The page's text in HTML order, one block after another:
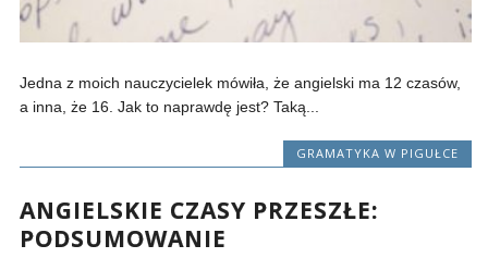
Jedna z moich nauczycielek mówiła, że angielski ma 12 czasów,
a inna, że 16. Jak to naprawdę jest? Taką...
GRAMATYKA W PIGUŁCE
ANGIELSKIE CZASY PRZESZŁE:
PODSUMOWANIE